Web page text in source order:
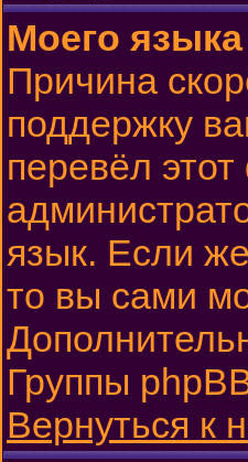
Моего
Причина
поддержку
перевёл
язык. Если
то вы сами
Группы
Вернуться к